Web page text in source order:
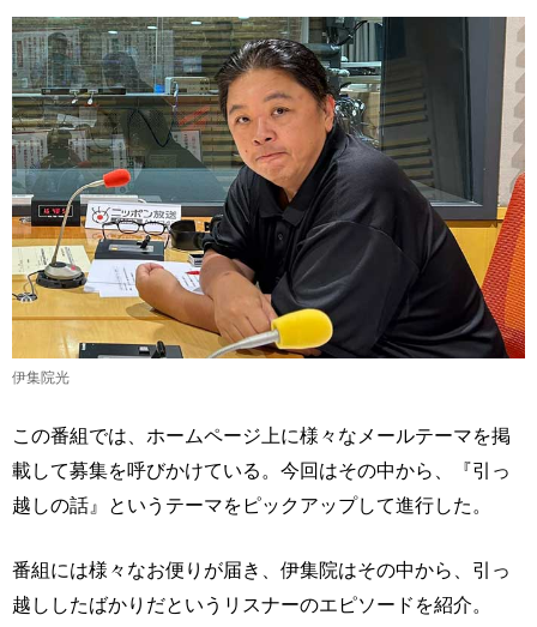
伊集院光
この番組では、ホームページ上に様々なメールテーマを掲
載して募集を呼びかけている。今回はその中から、『引っ
越しの話』というテーマをピックアップして進行した。
番組には様々なお便りが届き、伊集院はその中から、引っ
越ししたばかりだというリスナーのエピソードを紹介。